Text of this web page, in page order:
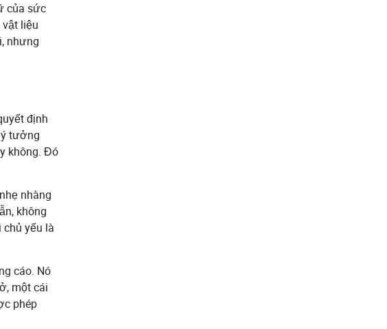
của sức
liệu
nhưng
định
tưởng
không. Đó
nhàng
không
chủ yếu là
cáo. Nó
một cái
phép